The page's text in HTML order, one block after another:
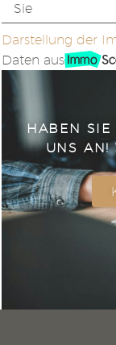
Sie
Darstellung der
Daten aus
HABEN SIE
UNS AN!